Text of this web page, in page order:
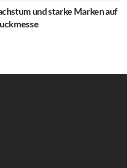
und starke Marken auf